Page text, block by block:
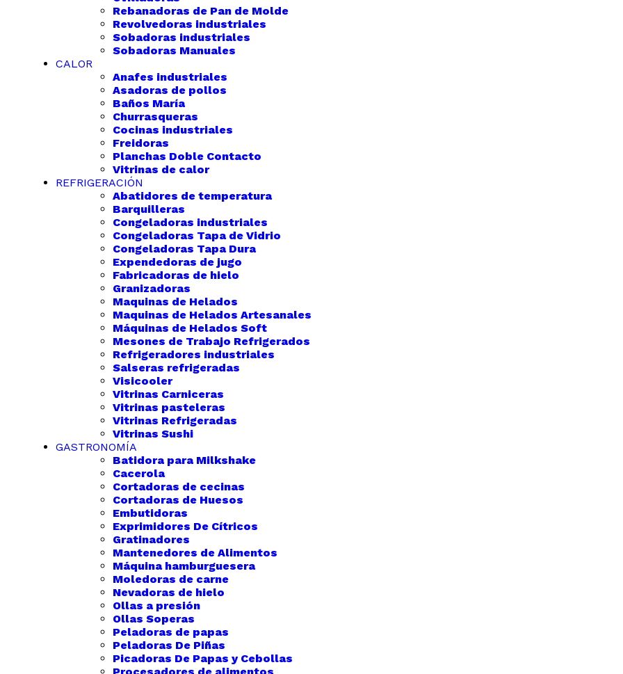
Rebanadoras de Pan de Molde
Revolvedoras industriales
Sobadoras industriales
Sobadoras Manuales
CALOR
Anafes industriales
Asadoras de pollos
Baños María
Churrasqueras
Cocinas industriales
Freidoras
Planchas Doble Contacto
Vitrinas de calor
REFRIGERACIÓN
Abatidores de temperatura
Barquilleras
Congeladoras industriales
Congeladoras Tapa de Vidrio
Congeladoras Tapa Dura
Expendedoras de jugo
Fabricadoras de hielo
Granizadoras
Maquinas de Helados
Maquinas de Helados Artesanales
Máquinas de Helados Soft
Mesones de Trabajo Refrigerados
Refrigeradores industriales
Salseras refrigeradas
Visicooler
Vitrinas Carniceras
Vitrinas pasteleras
Vitrinas Refrigeradas
Vitrinas Sushi
GASTRONOMÍA
Batidora para Milkshake
Cacerola
Cortadoras de cecinas
Cortadoras de Huesos
Embutidoras
Exprimidores De Cítricos
Gratinadores
Mantenedores de Alimentos
Máquina hamburguesera
Moledoras de carne
Nevadoras de hielo
Ollas a presión
Ollas Soperas
Peladoras de papas
Peladoras De Piñas
Picadoras De Papas y Cebollas